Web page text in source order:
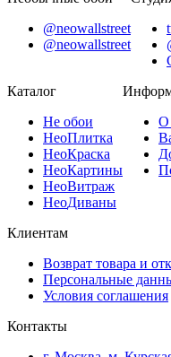
@neowallstreet
@neowallstreet
Каталог
Не обои
НеоПлитка
НеоКраска
НеоКартины
НеоВитраж
НеоДиваны
О
Клиентам
Возврат товара и
Персональные
Условия соглашения
Контакты